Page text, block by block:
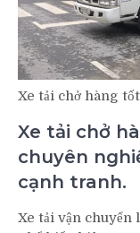
Xe tải chở hàng
Xe tải chở
chuyên
cạnh tranh.
Xe tải vận chuyển